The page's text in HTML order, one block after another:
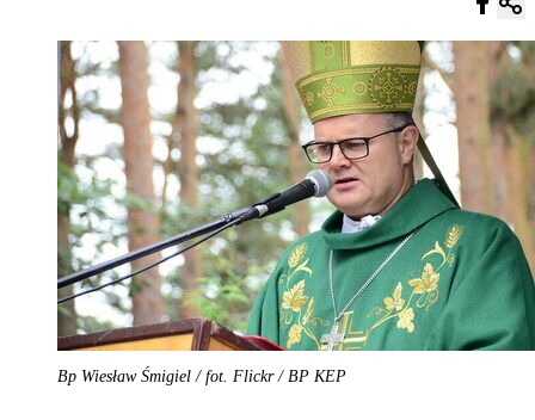
Bp Wiesław Śmigiel / fot. Flickr / BP KEP